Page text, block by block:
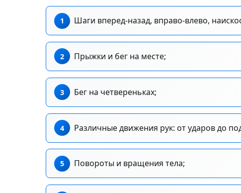
Шаги вперед-назад, вправо-влево,
Прыжки и бег на месте;
Бег на четвереньках;
Различные движения рук: от ударов до
Повороты и вращения тела;